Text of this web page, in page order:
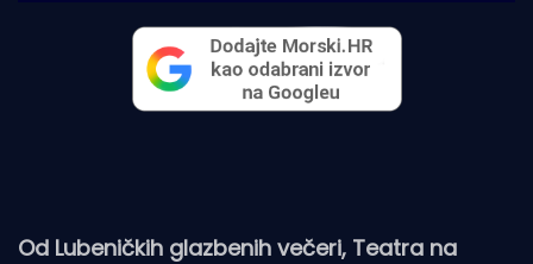
Od Lubeničkih glazbenih večeri, Teatra na